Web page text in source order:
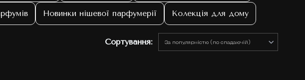
Новинки нішевої парфумерії Колекція для дому
Сортування: